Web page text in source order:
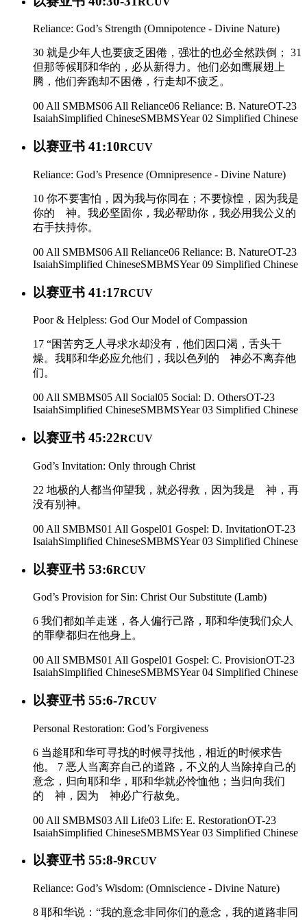
Reliance: God’s Strength (Omnipotence - Divine Nature)
30 就是少年人也要疲乏困倦，强壮的也必全然跌倒； 31
但那等候耶和华的，必从新得力。他们必如鹰展翅上
腾，他们奔跑却不困倦，行走却不疲乏。
00 All SMBMS06 All Reliance06 Reliance: B. NatureOT-23
IsaiahSimplified ChineseSMBMSYear 02 Simplified Chinese
以赛亚书 41:10RCUV
Reliance: God’s Presence (Omnipresence - Divine Nature)
10 你不要害怕，因为我与你同在；不要惊惶，因为我是
你的 神。我必坚固你，我必帮助你，我必用我公义的
右手扶持你。
00 All SMBMS06 All Reliance06 Reliance: B. NatureOT-23
IsaiahSimplified ChineseSMBMSYear 09 Simplified Chinese
以赛亚书 41:17RCUV
Poor & Helpless: God Our Model of Compassion
17 “困苦穷乏人寻求水却没有，他们因口渴，舌头干
燥。我耶和华必应允他们，我以色列的 神必不离弃他
们。
00 All SMBMS05 All Social05 Social: D. OthersOT-23
IsaiahSimplified ChineseSMBMSYear 03 Simplified Chinese
以赛亚书 45:22RCUV
God’s Invitation: Only through Christ
22 地极的人都当仰望我，就必得救，因为我是 神，再
没有别神。
00 All SMBMS01 All Gospel01 Gospel: D. InvitationOT-23
IsaiahSimplified ChineseSMBMSYear 03 Simplified Chinese
以赛亚书 53:6RCUV
God’s Provision for Sin: Christ Our Substitute (Lamb)
6 我们都如羊走迷，各人偏行己路，耶和华使我们众人
的罪孽都归在他身上。
00 All SMBMS01 All Gospel01 Gospel: C. ProvisionOT-23
IsaiahSimplified ChineseSMBMSYear 04 Simplified Chinese
以赛亚书 55:6-7RCUV
Personal Restoration: God’s Forgiveness
6 当趁耶和华可寻找的时候寻找他，相近的时候求告
他。 7 恶人当离弃自己的道路，不义的人当除掉自己的
意念，归向耶和华，耶和华就必怜恤他；当归向我们
的 神，因为 神必广行赦免。
00 All SMBMS03 All Life03 Life: E. RestorationOT-23
IsaiahSimplified ChineseSMBMSYear 03 Simplified Chinese
以赛亚书 55:8-9RCUV
Reliance: God’s Wisdom: (Omniscience - Divine Nature)
8 耶和华说：“我的意念非同你们的意念，我的道路非同